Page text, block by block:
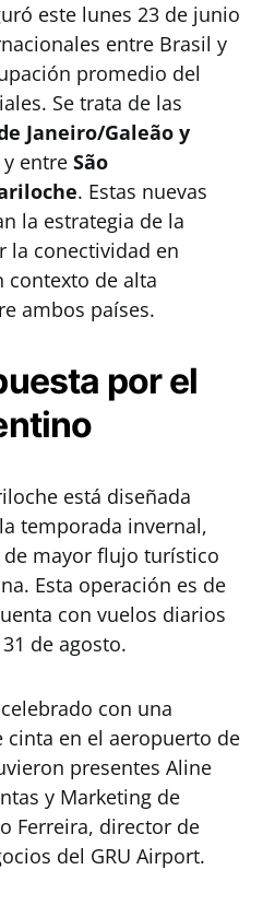
este lunes 23 de junio
entre Brasil y
promedio del
Se trata de las
Janeiro/Galeão y
y entre São
. Estas nuevas
la estrategia de la
la conectividad en
contexto de alta
ambos países.
por el
está diseñada
temporada invernal,
mayor flujo turístico
Esta operación es de
con vuelos diarios
de agosto.
con una
cinta en el aeropuerto de
presentes Aline
y Marketing de
Ferreira, director de
del GRU Airport.